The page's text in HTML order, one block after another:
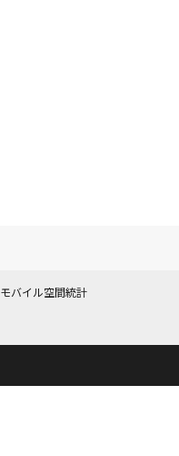
モバイル空間統計